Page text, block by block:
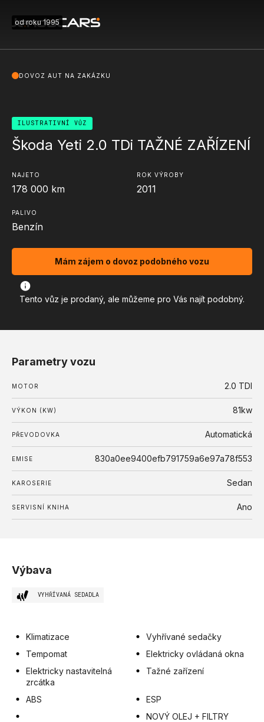
od roku 1995
Škoda Yeti 2.0 TDi TAŽNÉ ZAŘÍZENÍ
ILUSTRATIVNÍ VŮZ
NAJETO
178 000 km
ROK VÝROBY
2011
PALIVO
Benzín
Mám zájem o dovoz podobného vozu
Tento vůz je prodaný, ale můžeme pro Vás najít podobný.
DOVOZ AUT NA ZAKÁZKU
Parametry vozu
MOTOR 2.0 TDI
VÝKON (KW) 81kw
PŘEVODOVKA Automatická
EMISE 830a0ee9400efb791759a6e97a78f553
KAROSERIE Sedan
SERVISNÍ KNIHA Ano
Výbava
VYHŘÍVANÁ SEDADLA
Klimatizace
Vyhřívané sedačky
Tempomat
Elektricky ovládaná okna
Elektricky nastavitelná
zrcátka
Tažné zařízení
ABS
ESP
NOVÝ OLEJ + FILTRY